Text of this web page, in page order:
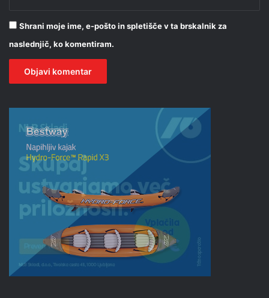
Shrani moje ime, e-pošto in spletišče v ta brskalnik za
naslednjič, ko komentiram.